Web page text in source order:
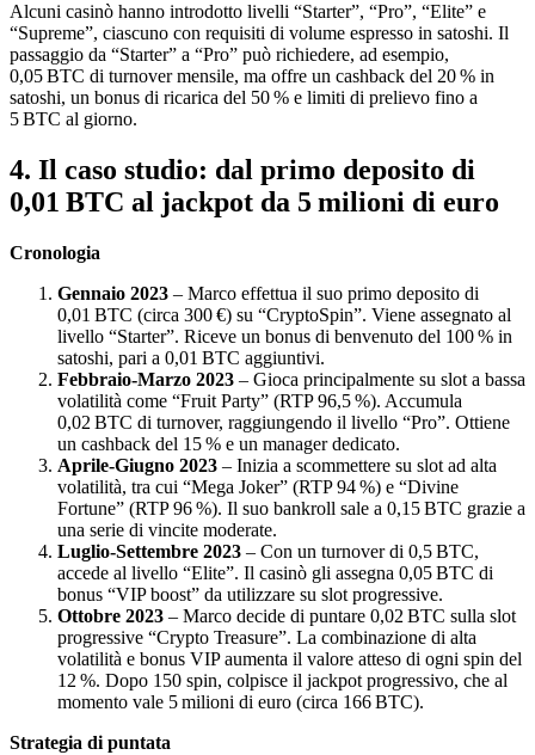
Alcuni casinò hanno introdotto livelli “Starter”, “Pro”, “Elite” e
“Supreme”, ciascuno con requisiti di volume espresso in satoshi. Il
passaggio da “Starter” a “Pro” può richiedere, ad esempio,
0,05 BTC di turnover mensile, ma offre un cashback del 20 % in
satoshi, un bonus di ricarica del 50 % e limiti di prelievo fino a
5 BTC al giorno.
4. Il caso studio: dal primo deposito di
0,01 BTC al jackpot da 5 milioni di euro
Cronologia
Gennaio 2023 – Marco effettua il suo primo deposito di
0,01 BTC (circa 300 €) su “CryptoSpin”. Viene assegnato al
livello “Starter”. Riceve un bonus di benvenuto del 100 % in
satoshi, pari a 0,01 BTC aggiuntivi.
Febbraio‑Marzo 2023 – Gioca principalmente su slot a bassa
volatilità come “Fruit Party” (RTP 96,5 %). Accumula
0,02 BTC di turnover, raggiungendo il livello “Pro”. Ottiene
un cashback del 15 % e un manager dedicato.
Aprile‑Giugno 2023 – Inizia a scommettere su slot ad alta
volatilità, tra cui “Mega Joker” (RTP 94 %) e “Divine
Fortune” (RTP 96 %). Il suo bankroll sale a 0,15 BTC grazie a
una serie di vincite moderate.
Luglio‑Settembre 2023 – Con un turnover di 0,5 BTC,
accede al livello “Elite”. Il casinò gli assegna 0,05 BTC di
bonus “VIP boost” da utilizzare su slot progressive.
Ottobre 2023 – Marco decide di puntare 0,02 BTC sulla slot
progressive “Crypto Treasure”. La combinazione di alta
volatilità e bonus VIP aumenta il valore atteso di ogni spin del
12 %. Dopo 150 spin, colpisce il jackpot progressivo, che al
momento vale 5 milioni di euro (circa 166 BTC).
Strategia di puntata